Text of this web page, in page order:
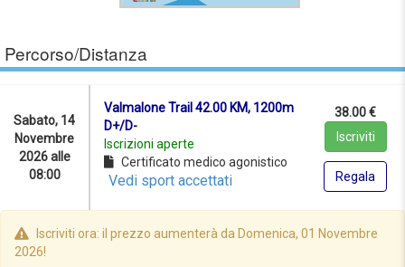
Percorso/Distanza
Sabato, 14
Novembre
2026 alle
08:00
Valmalone Trail 42.00 KM, 1200m
D+/D-
Iscrizioni aperte
Certificato medico agonistico
Vedi sport accettati
38.00 €
Iscriviti
Regala
Iscriviti ora: il prezzo aumenterà da Domenica, 01 Novembre
2026!